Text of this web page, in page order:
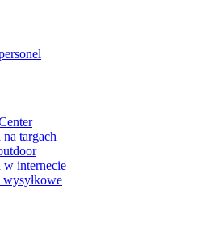
targach
w internecie